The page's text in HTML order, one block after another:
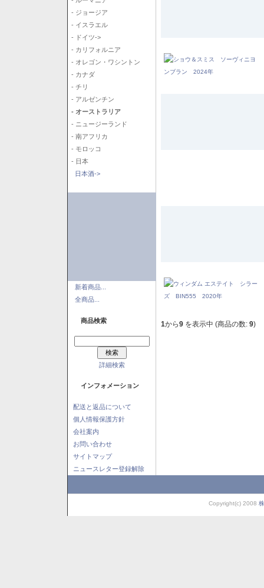
- ジョージア
- イスラエル
- ドイツ->
- カリフォルニア
- オレゴン・ワシントン
- カナダ
- チリ
- アルゼンチン
- オーストラリア
- ニュージーランド
- 南アフリカ
- モロッコ
- 日本
日本酒->
新着商品...
全商品...
商品検索
詳細検索
インフォメーション
配送と返品について
個人情報保護方針
会社案内
お問い合わせ
サイトマップ
ニュースレター登録解除
1から9 を表示中 (商品の数: 9)
Copyright(c) 2008